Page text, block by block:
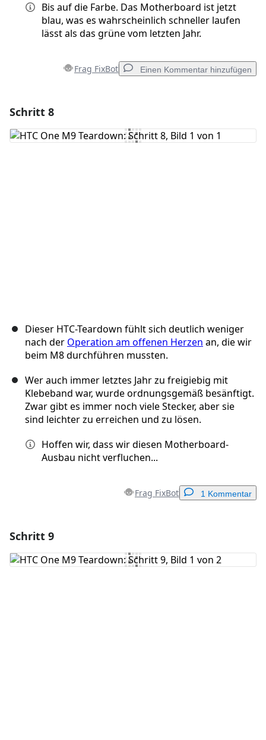
Bis auf die Farbe. Das Motherboard ist jetzt
blau, was es wahrscheinlich schneller laufen
lässt als das grüne vom letzten Jahr.
Frag FixBot Einen Kommentar hinzufügen
Kommentar hinzufügen
Schritt 8
Dieser HTC-Teardown fühlt sich deutlich weniger
nach der Operation am offenen Herzen an, die wir
beim M8 durchführen mussten.
Wer auch immer letztes Jahr zu freigiebig mit
Klebeband war, wurde ordnungsgemäß besänftigt.
Zwar gibt es immer noch viele Stecker, aber sie
sind leichter zu erreichen und zu lösen.
Hoffen wir, dass wir diesen Motherboard-
Ausbau nicht verfluchen...
Frag FixBot 1 Kommentar
Kommentar hinzufügen
Schritt 9